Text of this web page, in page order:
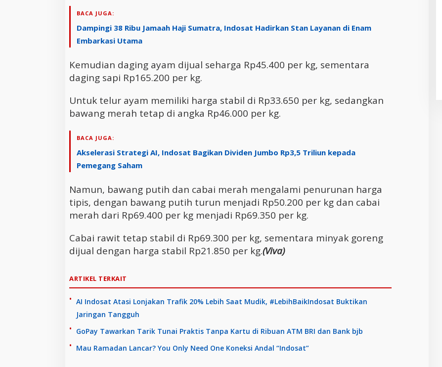
BACA JUGA:
Dampingi 38 Ribu Jamaah Haji Sumatra, Indosat Hadirkan Stan Layanan di Enam
Embarkasi Utama
Kemudian daging ayam dijual seharga Rp45.400 per kg, sementara
daging sapi Rp165.200 per kg.
Untuk telur ayam memiliki harga stabil di Rp33.650 per kg, sedangkan
bawang merah tetap di angka Rp46.000 per kg.
BACA JUGA:
Akselerasi Strategi AI, Indosat Bagikan Dividen Jumbo Rp3,5 Triliun kepada
Pemegang Saham
Namun, bawang putih dan cabai merah mengalami penurunan harga
tipis, dengan bawang putih turun menjadi Rp50.200 per kg dan cabai
merah dari Rp69.400 per kg menjadi Rp69.350 per kg.
Cabai rawit tetap stabil di Rp69.300 per kg, sementara minyak goreng
dijual dengan harga stabil Rp21.850 per kg.(Viva)
ARTIKEL TERKAIT
AI Indosat Atasi Lonjakan Trafik 20% Lebih Saat Mudik, #LebihBaikIndosat Buktikan
Jaringan Tangguh
GoPay Tawarkan Tarik Tunai Praktis Tanpa Kartu di Ribuan ATM BRI dan Bank bjb
Mau Ramadan Lancar? You Only Need One Koneksi Andal “Indosat”